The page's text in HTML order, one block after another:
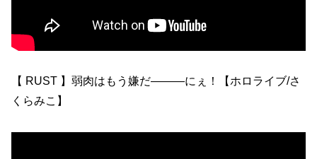
【 RUST 】弱肉はもう嫌だ―――にぇ！【ホロライブ/さ
くらみこ】